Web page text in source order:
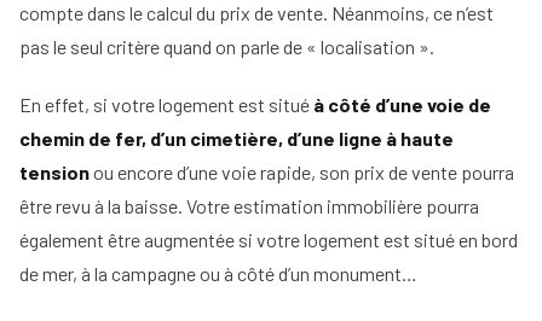
compte dans le calcul du prix de vente. Néanmoins, ce n’est
pas le seul critère quand on parle de « localisation ».
En effet, si votre logement est situé à côté d’une voie de
chemin de fer, d’un cimetière, d’une ligne à haute
tensionou encore d’une voie rapide, son prix de vente pourra
être revu à la baisse. Votre estimation immobilière pourra
également être augmentée si votre logement est situé en bord
de mer, à la campagne ou à côté d’un monument…